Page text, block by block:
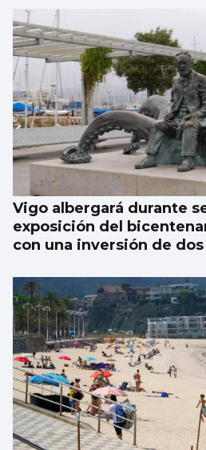
Vigo albergará durante
exposición del
con una inversión de